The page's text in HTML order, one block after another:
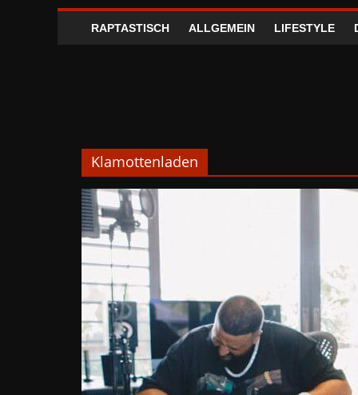
RAPTASTISCH ALLGEMEIN LIFESTYLE
Klamottenladen